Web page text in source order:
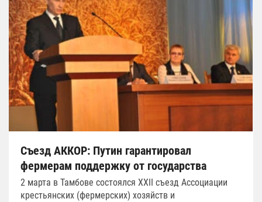
Съезд АККОР: Путин гарантировал
фермерам поддержку от государства
2 марта в Тамбове состоялся ХХII съезд Ассоциации
крестьянских (фермерских) хозяйств и